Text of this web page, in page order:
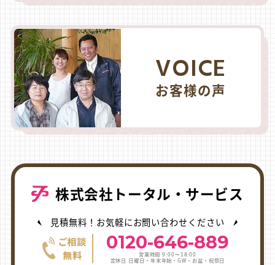
VOICE
お客様の声
株式会社トータル・サービス
見積無料！お気軽にお問い合わせください
0120-646-889
営業時間 9:00〜18:00
定休日 日曜日・年末年始・GW・お盆・祝祭日